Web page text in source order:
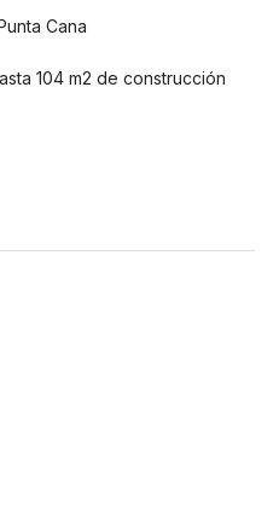
Cana
104 m2 de construcción